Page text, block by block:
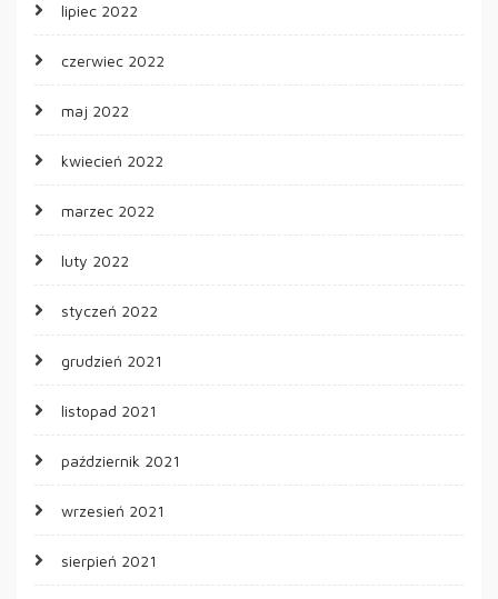
lipiec 2022
czerwiec 2022
maj 2022
kwiecień 2022
marzec 2022
luty 2022
styczeń 2022
grudzień 2021
listopad 2021
październik 2021
wrzesień 2021
sierpień 2021